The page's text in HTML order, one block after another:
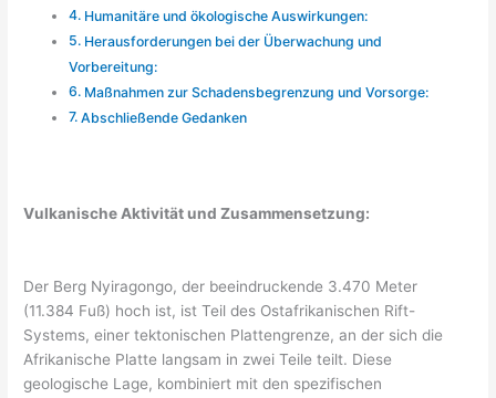
Humanitäre und ökologische Auswirkungen:
Herausforderungen bei der Überwachung und
Vorbereitung:
Maßnahmen zur Schadensbegrenzung und Vorsorge:
Abschließende Gedanken
Vulkanische Aktivität und Zusammensetzung:
Der Berg Nyiragongo, der beeindruckende 3.470 Meter
(11.384 Fuß) hoch ist, ist Teil des Ostafrikanischen Rift-
Systems, einer tektonischen Plattengrenze, an der sich die
Afrikanische Platte langsam in zwei Teile teilt. Diese
geologische Lage, kombiniert mit den spezifischen